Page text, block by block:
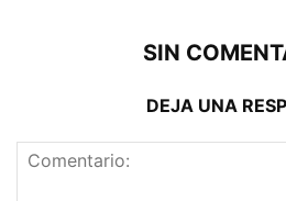
SIN
DEJA UNA